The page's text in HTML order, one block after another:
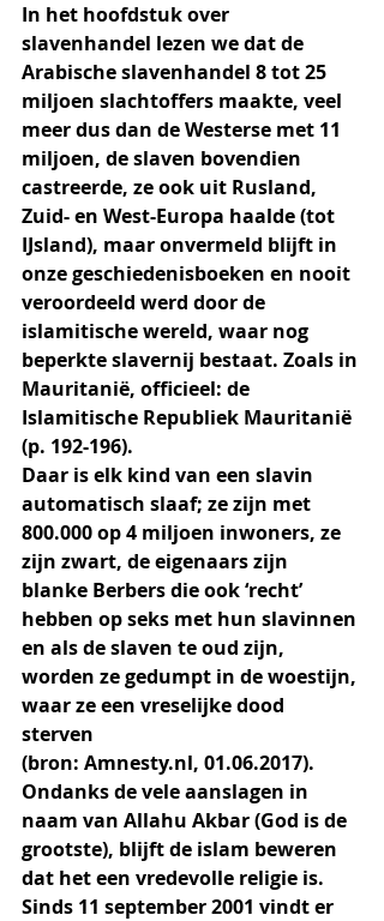
In het hoofdstuk over
slavenhandel lezen we dat de
Arabische slavenhandel 8 tot 25
miljoen slachtoffers maakte, veel
meer dus dan de Westerse met 11
miljoen, de slaven bovendien
castreerde, ze ook uit Rusland,
Zuid- en West-Europa haalde (tot
IJsland), maar onvermeld blijft in
onze geschiedenisboeken en nooit
veroordeeld werd door de
islamitische wereld, waar nog
beperkte slavernij bestaat. Zoals in
Mauritanië, officieel: de
Islamitische Republiek Mauritanië
(p. 192-196).
Daar is elk kind van een slavin
automatisch slaaf; ze zijn met
800.000 op 4 miljoen inwoners, ze
zijn zwart, de eigenaars zijn
blanke Berbers die ook ‘recht’
hebben op seks met hun slavinnen
en als de slaven te oud zijn,
worden ze gedumpt in de woestijn,
waar ze een vreselijke dood
sterven
(bron: Amnesty.nl, 01.06.2017).
Ondanks de vele aanslagen in
naam van Allahu Akbar (God is de
grootste), blijft de islam beweren
dat het een vredevolle religie is.
Sinds 11 september 2001 vindt er